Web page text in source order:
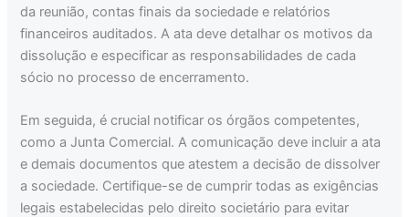
da reunião, contas finais da sociedade e relatórios
financeiros auditados. A ata deve detalhar os motivos da
dissolução e especificar as responsabilidades de cada
sócio no processo de encerramento.
Em seguida, é crucial notificar os órgãos competentes,
como a Junta Comercial. A comunicação deve incluir a ata
e demais documentos que atestem a decisão de dissolver
a sociedade. Certifique-se de cumprir todas as exigências
legais estabelecidas pelo direito societário para evitar